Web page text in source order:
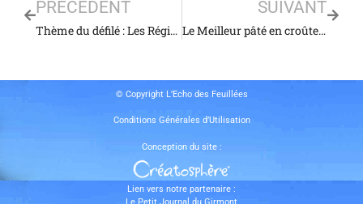
PRECEDENT
Thème du défilé : Les Régions Françaises
SUIVANT
Le Meilleur pâté en croûte à l’andouille du Val-d’Ajol
© Copyright L’Echo des Feuillées
Conditions Générales d’Utilisation
Conception du site :
Lien vers notre partenaire :
Le Petit Journal du Girmont